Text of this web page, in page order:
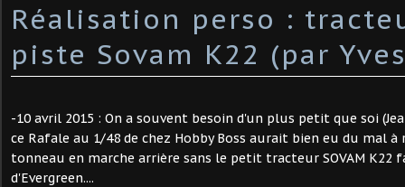
Réalisation perso :
piste Sovam K22 (par
-10 avril 2015 : On a souvent besoin d'un plus petit que soi
ce Rafale au 1/48 de chez Hobby Boss aurait bien eu du mal
tonneau en marche arrière sans le petit tracteur SOVAM K22
d'Evergreen....